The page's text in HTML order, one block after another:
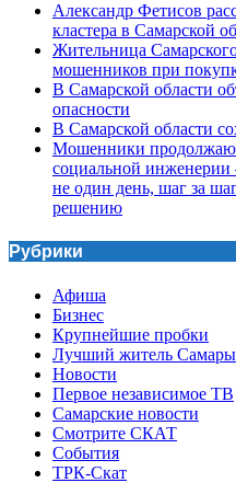
Александр Фетисов
кластера в Самарской
Жительница
мошенников при
В Самарской области
опасности
В Самарской области
Мошенники
социальной инженерии
не один день, шаг за
решению
Рубрики
Афиша
Бизнес
Крупнейшие пробки
Лучший житель Самары
Новости
Первое независимое ТВ
Самарские новости
Смотрите СКАТ
События
ТРК-Скат